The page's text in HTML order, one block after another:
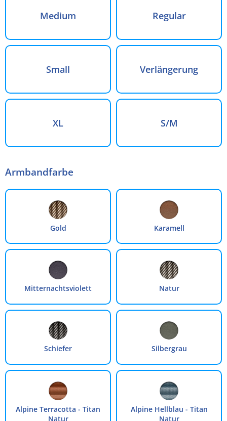
Medium Regular
Small Verlängerung
XL S/M
Armbandfarbe
Gold Karamell
Mitternachtsviolett Natur
Schiefer Silbergrau
Alpine Terracotta - Titan
Natur
Alpine Hellblau - Titan
Natur